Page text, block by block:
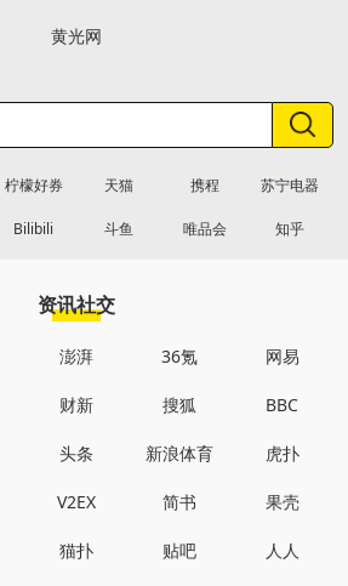
黄光网
柠檬好券 天猫 携程 苏宁电器
Bilibili 斗鱼 唯品会 知乎
资讯社交
澎湃 36氪 网易
财新 搜狐 BBC
头条 新浪体育 虎扑
V2EX 简书 果壳
猫扑 贴吧 人人